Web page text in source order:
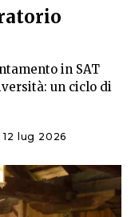
in SAT
un ciclo di
lug 2026